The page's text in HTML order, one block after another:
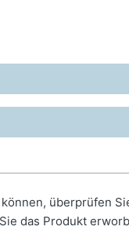
überprüfen
das Produkt